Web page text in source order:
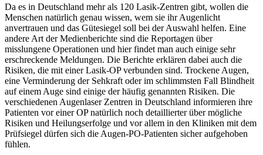
Da es in Deutschland mehr als 120 Lasik-Zentren gibt, wollen die
Menschen natürlich genau wissen, wem sie ihr Augenlicht
anvertrauen und das Gütesiegel soll bei der Auswahl helfen. Eine
andere Art der Medienberichte sind die Reportagen über
misslungene Operationen und hier findet man auch einige sehr
erschreckende Meldungen. Die Berichte erklären dabei auch die
Risiken, die mit einer Lasik-OP verbunden sind. Trockene Augen,
eine Verminderung der Sehkraft oder im schlimmsten Fall Blindheit
auf einem Auge sind einige der häufig genannten Risiken. Die
verschiedenen Augenlaser Zentren in Deutschland informieren ihre
Patienten vor einer OP natürlich noch detaillierter über mögliche
Risiken und Heilungserfolge und vor allem in den Kliniken mit dem
Prüfsiegel dürfen sich die Augen-PO-Patienten sicher aufgehoben
fühlen.